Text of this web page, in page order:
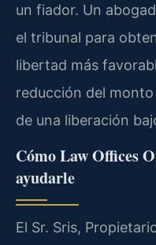
un fiador. Un
el tribunal para
libertad más
reducción del
de una liberación
Cómo Law Offices
ayudarle
El Sr. Sris,